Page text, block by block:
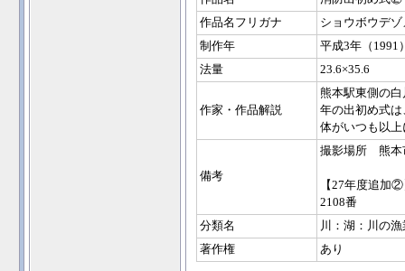
作品名フリガナ
ショウボウデ
制作年
平成3年（1991
法量
23.6×35.6
作家・作品解説
熊本駅東側の
年の出初め式
体がいつも以
備考
撮影場所 熊本
【27年度追加
2108番
分類名
川：湖：川の漁
著作権
あり